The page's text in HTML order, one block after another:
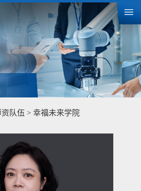
资队伍 > 幸福未来学院